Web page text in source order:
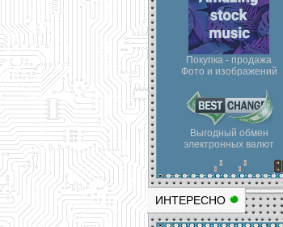
Покупка - продажа
Фото и изображений
Выгодный обмен
электронных валют
ИНТЕРЕСНО